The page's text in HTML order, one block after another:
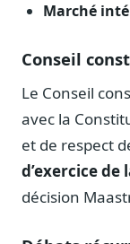
Méthode,
Fiabilité,
Hébergement
Marché
Conseil
Le Conseil
avec la
et de respect
d’exercice
décision